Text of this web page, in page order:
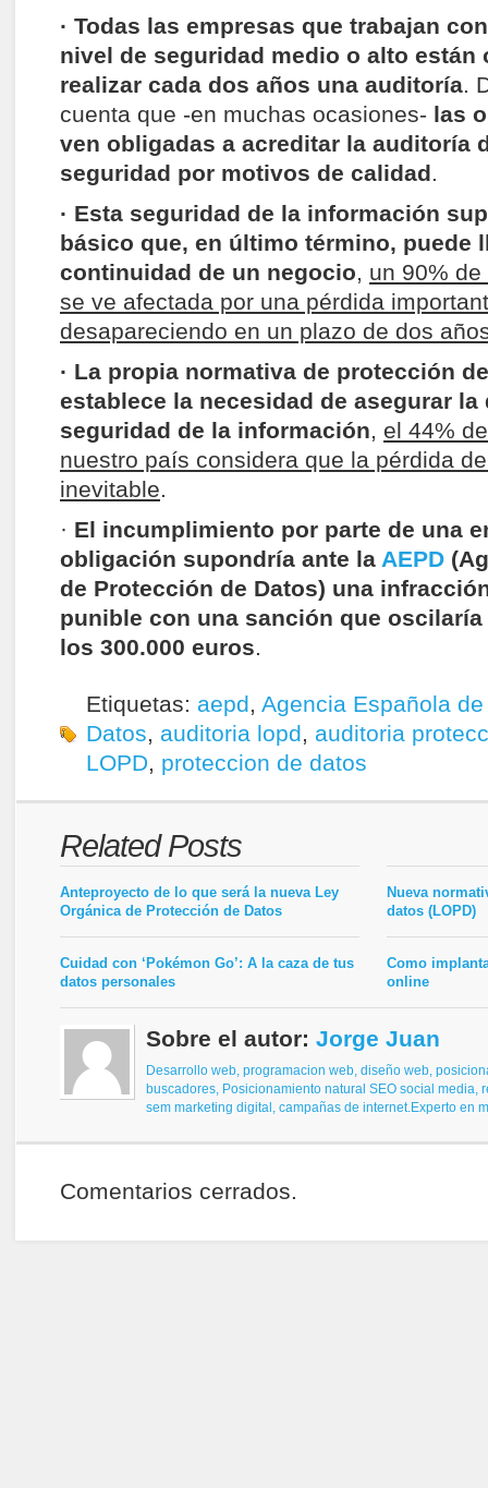
· Todas las empresas que trabajan
nivel de seguridad medio o alto están
realizar cada dos años una auditoría.
cuenta que -en muchas ocasiones- las
ven obligadas a acreditar la auditoría
seguridad por motivos de calidad.
· Esta seguridad de la información
básico que, en último término, puede
continuidad de un negocio, un 90%
se ve afectada por una pérdida
desapareciendo en un plazo de dos
· La propia normativa de protección
establece la necesidad de asegurar
seguridad de la información, el 44%
nuestro país considera que la pérdida
inevitable.
· El incumplimiento por parte de una
obligación supondría ante la AEPD
de Protección de Datos) una
punible con una sanción que oscilaría
los 300.000 euros.
Etiquetas: aepd, Agencia Española
Datos, auditoria lopd, auditoria
LOPD, proteccion de datos
Related Posts
Anteproyecto de lo que será la nueva Ley
Orgánica de Protección de Datos
Nueva
datos (LOPD)
Cuidad con ‘Pokémon Go’: A la caza de tus
datos personales
Como
online
Sobre el autor: Jorge Juan
Desarrollo web, programacion web, diseño web,
buscadores, Posicionamiento natural SEO social media,
sem marketing digital, campañas de internet.Experto en
Comentarios cerrados.